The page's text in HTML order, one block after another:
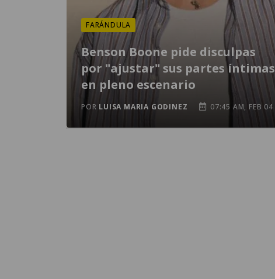
FARÁNDULA
Benson Boone pide disculpas
por "ajustar" sus partes íntimas
en pleno escenario
POR LUISA MARIA GODINEZ 07:45 AM, FEB 04